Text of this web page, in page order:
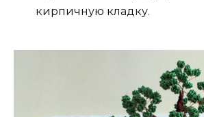
кирпичную кладку.